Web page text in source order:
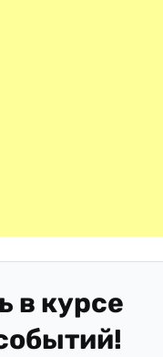
в курсе